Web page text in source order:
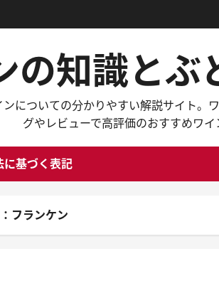
知識とぶ
についての分かりやすい解説サイト
グやレビューで高評価のおすすめワイ
に基づく表記
フランケン